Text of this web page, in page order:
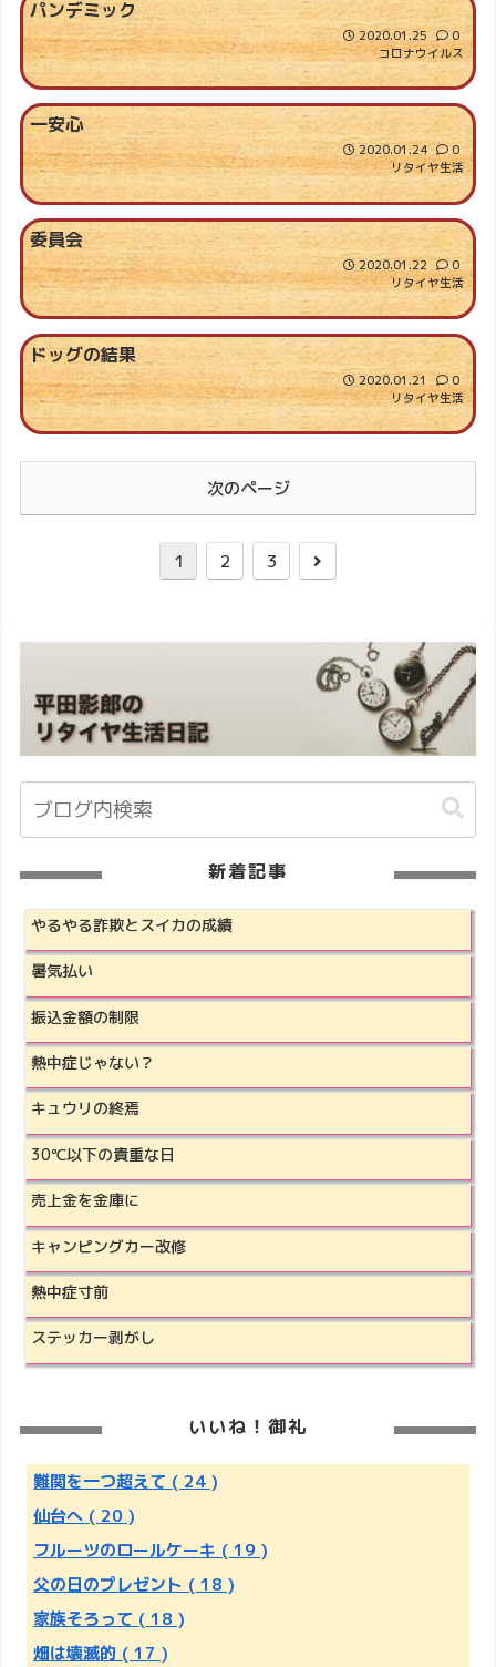
パンデミック
2020.01.25
0
コロナウイルス
一安心
2020.01.24
0
リタイヤ生活
委員会
2020.01.22
0
リタイヤ生活
ドッグの結果
2020.01.21
0
リタイヤ生活
次のページ
1 2 3
新着記事
やるやる詐欺とスイカの成績
暑気払い
振込金額の制限
熱中症じゃない？
キュウリの終焉
30℃以下の貴重な日
売上金を金庫に
キャンピングカー改修
熱中症寸前
ステッカー剥がし
いいね！御礼
難関を一つ超えて ( 24 )
仙台へ ( 20 )
フルーツのロールケーキ ( 19 )
父の日のプレゼント ( 18 )
家族そろって ( 18 )
畑は壊滅的 ( 17 )